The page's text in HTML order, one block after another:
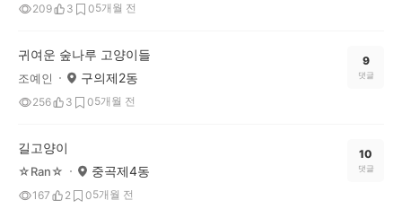
209 3 05개월 전
귀여운 숲나루 고양이들
조예인 구의제2동
256 3 05개월 전
9
댓글
길고양이
☆Ran☆ 중곡제4동
167 2 05개월 전
10
댓글